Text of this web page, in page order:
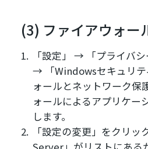
(3) ファイアウォー
「設定」 → 「プライバシ
→ 「Windowsセキュリ
ォールとネットワーク保
ォールによるアプリケー
します。
「設定の変更」をクリッ